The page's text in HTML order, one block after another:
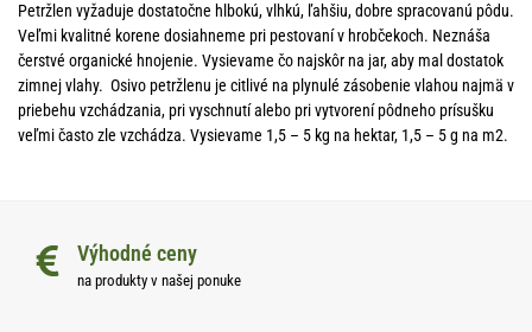
Petržlen vyžaduje dostatočne hlbokú, vlhkú, ľahšiu, dobre spracovanú pôdu.
Veľmi kvalitné korene dosiahneme pri pestovaní v hrobčekoch. Neznáša
čerstvé organické hnojenie. Vysievame čo najskôr na jar, aby mal dostatok
zimnej vlahy. Osivo petržlenu je citlivé na plynulé zásobenie vlahou najmä v
priebehu vzchádzania, pri vyschnutí alebo pri vytvorení pôdneho prísušku
veľmi často zle vzchádza. Vysievame 1,5 – 5 kg na hektar, 1,5 – 5 g na m2.
Výhodné ceny
na produkty v našej ponuke